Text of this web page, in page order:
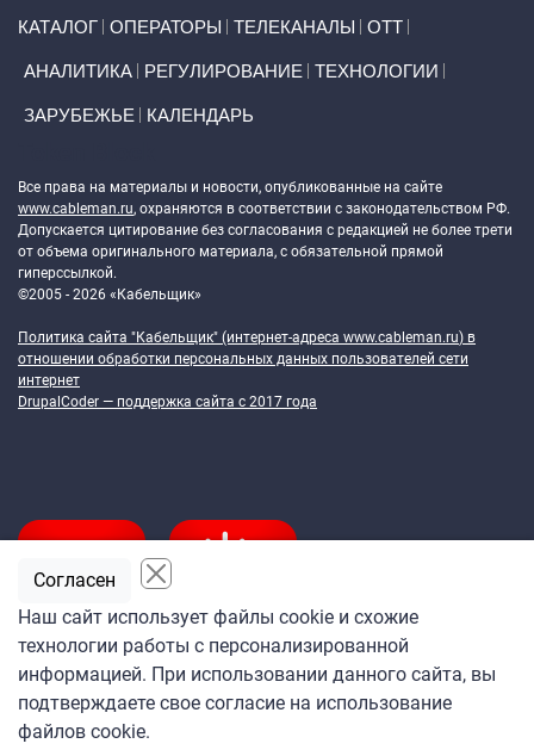
КАТАЛОГ ОПЕРАТОРЫ ТЕЛЕКАНАЛЫ ОТТ
АНАЛИТИКА РЕГУЛИРОВАНИЕ ТЕХНОЛОГИИ
ЗАРУБЕЖЬЕ КАЛЕНДАРЬ
Все права на материалы и новости, опубликованные на сайте
www.cableman.ru, охраняются в соответствии с законодательством РФ.
Допускается цитирование без согласования с редакцией не более трети
от объема оригинального материала, с обязательной прямой
гиперссылкой.
©2005 - 2026 «Кабельщик»
Политика сайта "Кабельщик" (интернет-адреса www.cableman.ru) в
отношении обработки персональных данных пользователей сети
интернет
DrupalCoder — поддержка сайта c 2017 года
Подпишитесь
на ежедневную рассылку
«Кабельщика»
Наш сайт использует файлы cookie и схожие
технологии работы с персонализированной
информацией. При использовании данного сайта, вы
подтверждаете свое согласие на использование
файлов cookie.
Согласен